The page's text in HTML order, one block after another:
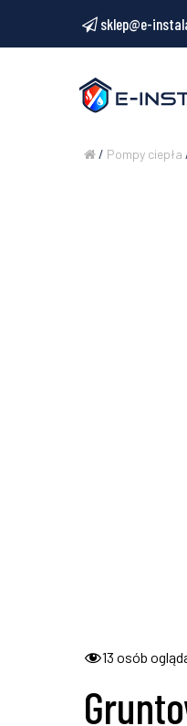
sklep@e-
/ Pompy ciepła
13 osób